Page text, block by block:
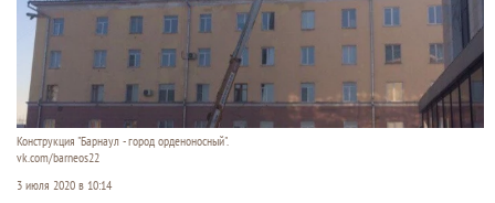
Конструкция "Барнаул - город орденоносный".
vk.com/barneos22
3 июля 2020 в 10:14